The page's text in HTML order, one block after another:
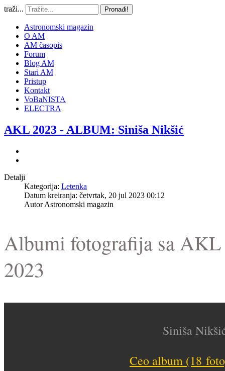
traži... Pronađi!
Astronomski magazin
O AM
AM časopis
Forum
Blog AM
Stari AM
Pristup
Kontakt
VoBaNISTA
ELECTRA
AKL 2023 - ALBUM: Siniša Nikšić
Detalji
Kategorija: Letenka
Datum kreiranja: četvrtak, 20 jul 2023 00:12
AutorAstronomski magazin
Albumi fotografija sa AKL
2023
Siniša
Ceo album (18